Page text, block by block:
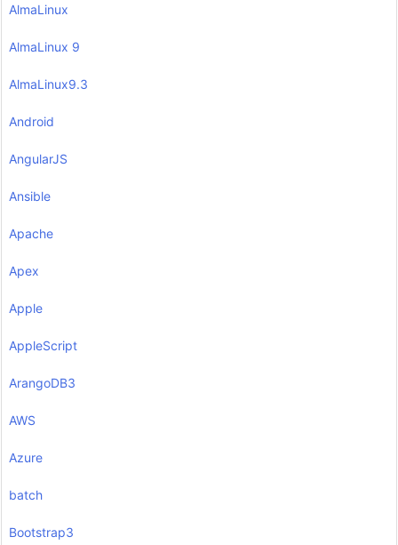
AlmaLinux
AlmaLinux 9
AlmaLinux9.3
Android
AngularJS
Ansible
Apache
Apex
Apple
AppleScript
ArangoDB3
AWS
Azure
batch
Bootstrap3